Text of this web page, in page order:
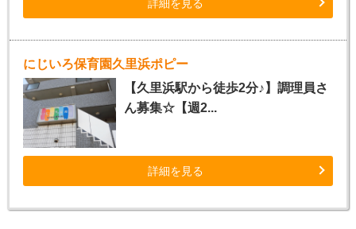
詳細を見る
にじいろ保育園久里浜ポピー
【久里浜駅から徒歩2分♪】調理員さ
ん募集☆【週2...
詳細を見る